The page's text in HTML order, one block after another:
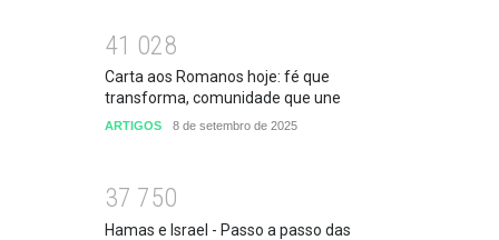
41 028
Carta aos Romanos hoje: fé que
transforma, comunidade que une
ARTIGOS 8 de setembro de 2025
37 750
Hamas e Israel - Passo a passo das